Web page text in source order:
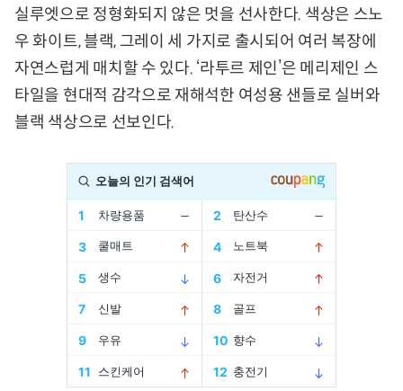
실루엣으로 정형화되지 않은 멋을 선사한다. 색상은 스노
우 화이트, 블랙, 그레이 세 가지로 출시되어 여러 복장에
자연스럽게 매치할 수 있다. ‘라투르 제인’은 메리제인 스
타일을 현대적 감각으로 재해석한 여성용 샌들로 실버와
블랙 색상으로 선보인다.